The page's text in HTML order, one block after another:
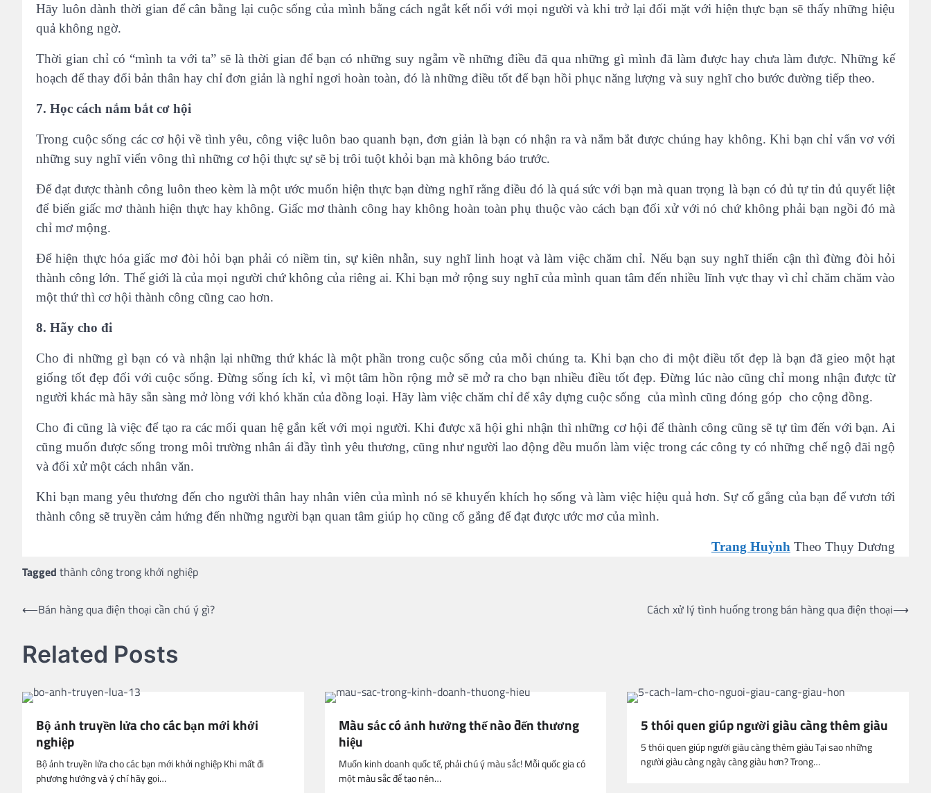
Hãy luôn dành thời gian để cân bằng lại cuộc sống của mình bằng cách ngắt kết nối với mọi người và khi trở lại đối mặt với hiện thực bạn sẽ thấy những hiệu
quả không ngờ.
Thời gian chỉ có “mình ta với ta” sẽ là thời gian để bạn có những suy ngẫm về những điều đã qua những gì mình đã làm được hay chưa làm được. Những kế
hoạch để thay đổi bản thân hay chỉ đơn giản là nghỉ ngơi hoàn toàn, đó là những điều tốt để bạn hồi phục năng lượng và suy nghĩ cho bước đường tiếp theo.
7. Học cách nắm bắt cơ hội
Trong cuộc sống các cơ hội về tình yêu, công việc luôn bao quanh bạn, đơn giản là bạn có nhận ra và nắm bắt được chúng hay không. Khi bạn chỉ vẩn vơ với
những suy nghĩ viển vông thì những cơ hội thực sự sẽ bị trôi tuột khỏi bạn mà không báo trước.
Để đạt được thành công luôn theo kèm là một ước muốn hiện thực bạn đừng nghĩ rằng điều đó là quá sức với bạn mà quan trọng là bạn có đủ tự tin đủ quyết liệt
để biến giấc mơ thành hiện thực hay không. Giấc mơ thành công hay không hoàn toàn phụ thuộc vào cách bạn đối xử với nó chứ không phải bạn ngồi đó mà
chỉ mơ mộng.
Để hiện thực hóa giấc mơ đòi hỏi bạn phải có niềm tin, sự kiên nhẫn, suy nghĩ linh hoạt và làm việc chăm chỉ. Nếu bạn suy nghĩ thiển cận thì đừng đòi hỏi
thành công lớn. Thế giới là của mọi người chứ không của riêng ai. Khi bạn mở rộng suy nghĩ của mình quan tâm đến nhiều lĩnh vực thay vì chỉ chăm chăm vào
một thứ thì cơ hội thành công cũng cao hơn.
8. Hãy cho đi
Cho đi những gì bạn có và nhận lại những thứ khác là một phần trong cuộc sống của mỗi chúng ta. Khi bạn cho đi một điều tốt đẹp là bạn đã gieo một hạt
giống tốt đẹp đối với cuộc sống. Đừng sống ích kỉ, vì một tâm hồn rộng mở sẽ mở ra cho bạn nhiều điều tốt đẹp. Đừng lúc nào cũng chỉ mong nhận được từ
người khác mà hãy sẵn sàng mở lòng với khó khăn của đồng loại. Hãy làm việc chăm chỉ để xây dựng cuộc sống của mình cũng đóng góp cho cộng đồng.
Cho đi cũng là việc để tạo ra các mối quan hệ gắn kết với mọi người. Khi được xã hội ghi nhận thì những cơ hội để thành công cũng sẽ tự tìm đến với bạn. Ai
cũng muốn được sống trong môi trường nhân ái đầy tình yêu thương, cũng như người lao động đều muốn làm việc trong các công ty có những chế ngộ đãi ngộ
và đối xử một cách nhân văn.
Khi bạn mang yêu thương đến cho người thân hay nhân viên của mình nó sẽ khuyến khích họ sống và làm việc hiệu quả hơn. Sự cố gắng của bạn để vươn tới
thành công sẽ truyền cảm hứng đến những người bạn quan tâm giúp họ cũng cố gắng để đạt được ước mơ của mình.
Trang Huỳnh Theo Thụy Dương
Tagged thành công trong khởi nghiệp
Post
⟵Bán hàng qua điện thoại cần chú ý gì? Cách xử lý tình huống trong bán hàng qua điện thoại⟶
Related Posts
Bộ ảnh truyền lửa cho các bạn mới khởi
nghiệp
Bộ ảnh truyền lửa cho các bạn mới khởi nghiệp Khi mất đi
phương hướng và ý chí hãy gọi…
Màu sắc có ảnh hưởng thế nào đến thương
hiệu
Muốn kinh doanh quốc tế, phải chú ý màu sắc! Mỗi quốc gia có
một màu sắc để tạo nên…
5 thói quen giúp người giàu càng thêm giàu
5 thói quen giúp người giàu càng thêm giàu Tại sao những
người giàu càng ngày càng giàu hơn? Trong…